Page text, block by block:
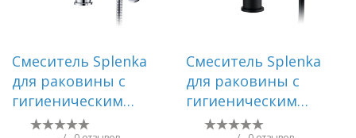
Смеситель Splenka
для раковины с
гигиеническим
душем литой, хром
Смеситель Splenka
для раковины с
гигиеническим
душем литой,